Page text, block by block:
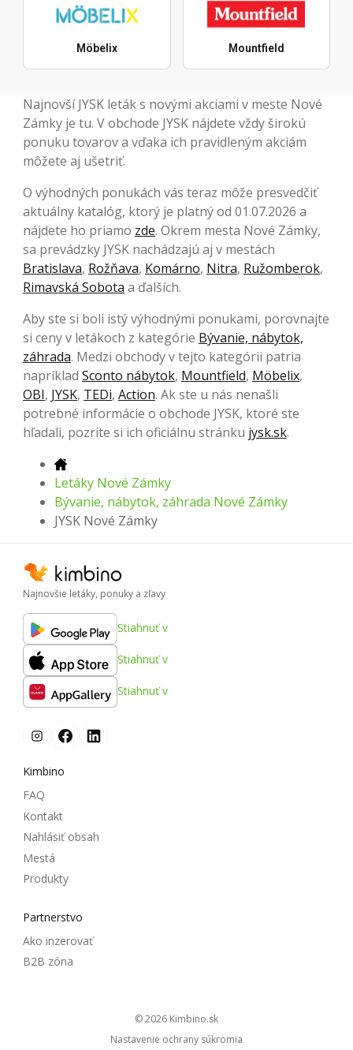
Möbelix Mountfield
Najnovší JYSK leták s novými akciami v meste Nové
Zámky je tu. V obchode JYSK nájdete vždy širokú
ponuku tovarov a vďaka ich pravidleným akciám
môžete aj ušetriť.
O výhodných ponukách vás teraz môže presvedčiť
aktuálny katalóg, ktorý je platný od 01.07.2026 a
nájdete ho priamo zde. Okrem mesta Nové Zámky,
sa prevádzky JYSK nachádzajú aj v mestách
Bratislava, Rožňava, Komárno, Nitra, Ružomberok,
Rimavská Sobota a ďalších.
Aby ste si boli istý výhodnými ponukami, porovnajte
si ceny v letákoch z kategórie Bývanie, nábytok,
záhrada. Medzi obchody v tejto kategórii patria
napríklad Sconto nábytok, Mountfield, Möbelix,
OBI, JYSK, TEDi, Action. Ak ste u nás nenašli
potrebné informácie o obchode JYSK, ktoré ste
hľadali, pozrite si ich oficiálnu stránku jysk.sk.
Letáky Nové Zámky
Bývanie, nábytok, záhrada Nové Zámky
JYSK Nové Zámky
Najnovšie letáky, ponuky a zľavy
Stiahnuť v
Stiahnuť v
Stiahnuť v
Kimbino
FAQ
Kontakt
Nahlásiť obsah
Mestá
Produkty
Partnerstvo
Ako inzerovať
B2B zóna
© 2026
kimbino.sk
Nastavenie ochrany súkromia